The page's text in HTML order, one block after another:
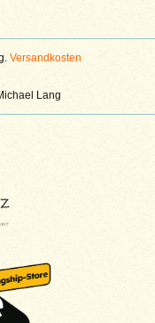
Lang
Versandkosten